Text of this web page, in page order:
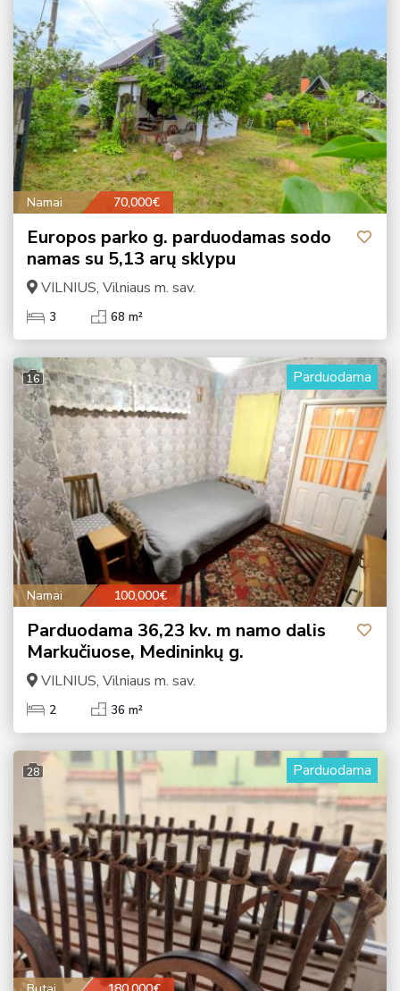
Namai 70,000€
Europos parko g. parduodamas sodo
namas su 5,13 arų sklypu
VILNIUS, Vilniaus m. sav.
3 68 m²
16 Parduodama
Namai 100,000€
Parduodama 36,23 kv. m namo dalis
Markučiuose, Medininkų g.
VILNIUS, Vilniaus m. sav.
2 36 m²
28 Parduodama